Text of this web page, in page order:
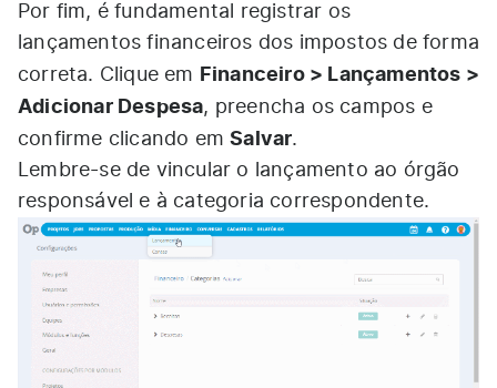
Por fim, é fundamental registrar os
lançamentos financeiros dos impostos de forma
correta. Clique em Financeiro > Lançamentos >
Adicionar Despesa, preencha os campos e
confirme clicando emSalvar.
Lembre-se de vincular o lançamento ao órgão
responsável e à categoria correspondente.